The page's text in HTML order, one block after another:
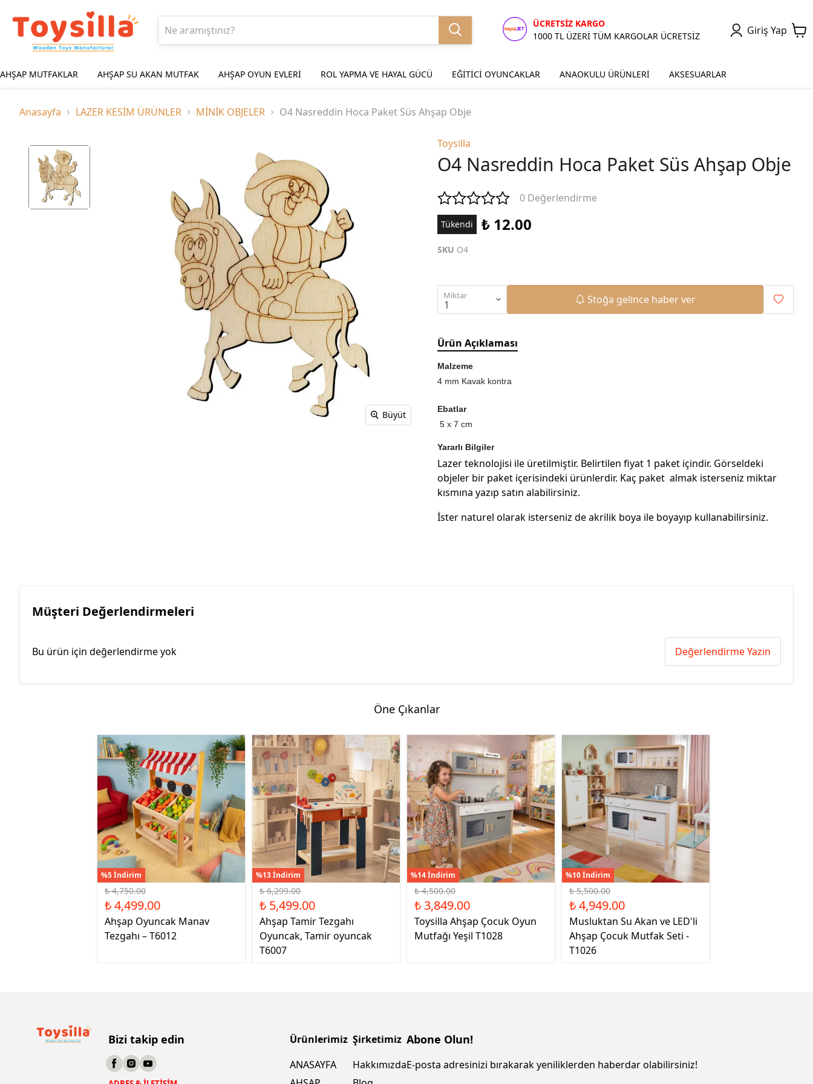
ÜCRETSİZ KARGO
1000 TL ÜZERİ TÜM KARGOLAR ÜCRETSİZ
Giriş Yap
AHŞAP MUTFAKLAR AHŞAP SU AKAN MUTFAK AHŞAP OYUN EVLERİ ROL YAPMA VE HAYAL GÜCÜ EĞİTİCİ OYUNCAKLAR ANAOKULU ÜRÜNLERİ AKSESUARLAR
Anasayfa LAZER KESİM ÜRÜNLER MİNİK OBJELER O4 Nasreddin Hoca Paket Süs Ahşap Obje
Büyüt
Toysilla
O4 Nasreddin Hoca Paket Süs Ahşap Obje
0 Değerlendirme
Tükendi ₺ 12.00
SKU O4
Miktar Stoğa gelince haber ver
Ürün Açıklaması
Malzeme
4 mm Kavak kontra
Ebatlar
5 x 7 cm
Yararlı Bilgiler
Lazer teknolojisi ile üretilmiştir. Belirtilen fiyat 1 paket içindir. Görseldeki
objeler bir paket içerisindeki ürünlerdir. Kaç paket almak isterseniz miktar
kısmına yazıp satın alabilirsiniz.
İster naturel olarak isterseniz de akrilik boya ile boyayıp kullanabilirsiniz.
Müşteri Değerlendirmeleri
Bu ürün için değerlendirme yok Değerlendirme Yazın
Öne Çıkanlar
%5 İndirim
₺ 4,750.00
₺ 4,499.00
Ahşap Oyuncak Manav
Tezgahı – T6012
%13 İndirim
₺ 6,299.00
₺ 5,499.00
Ahşap Tamir Tezgahı
Oyuncak, Tamir oyuncak
T6007
%14 İndirim
₺ 4,500.00
₺ 3,849.00
Toysilla Ahşap Çocuk Oyun
Mutfağı Yeşil T1028
%10 İndirim
₺ 5,500.00
₺ 4,949.00
Musluktan Su Akan ve LED'li
Ahşap Çocuk Mutfak Seti -
T1026
Bizi takip edin
Ürünlerimiz
ANASAYFA
Şirketimiz
Hakkımızda
Abone Olun!
E-posta adresinizi bırakarak yeniliklerden haberdar olabilirsiniz!